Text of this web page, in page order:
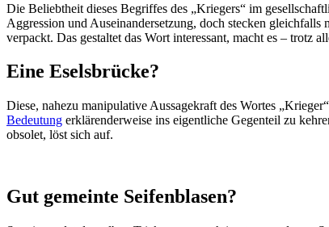
Die Beliebtheit dieses Begriffes des „Kriegers“ im
Aggression und Auseinandersetzung, doch stecken
verpackt. Das gestaltet das Wort interessant, macht es – trotz
Eine Eselsbrücke?
Diese, nahezu manipulative Aussagekraft des Wortes
Bedeutung erklärenderweise ins eigentliche Gegenteil zu
obsolet, löst sich auf.
Gut gemeinte Seifenblasen?